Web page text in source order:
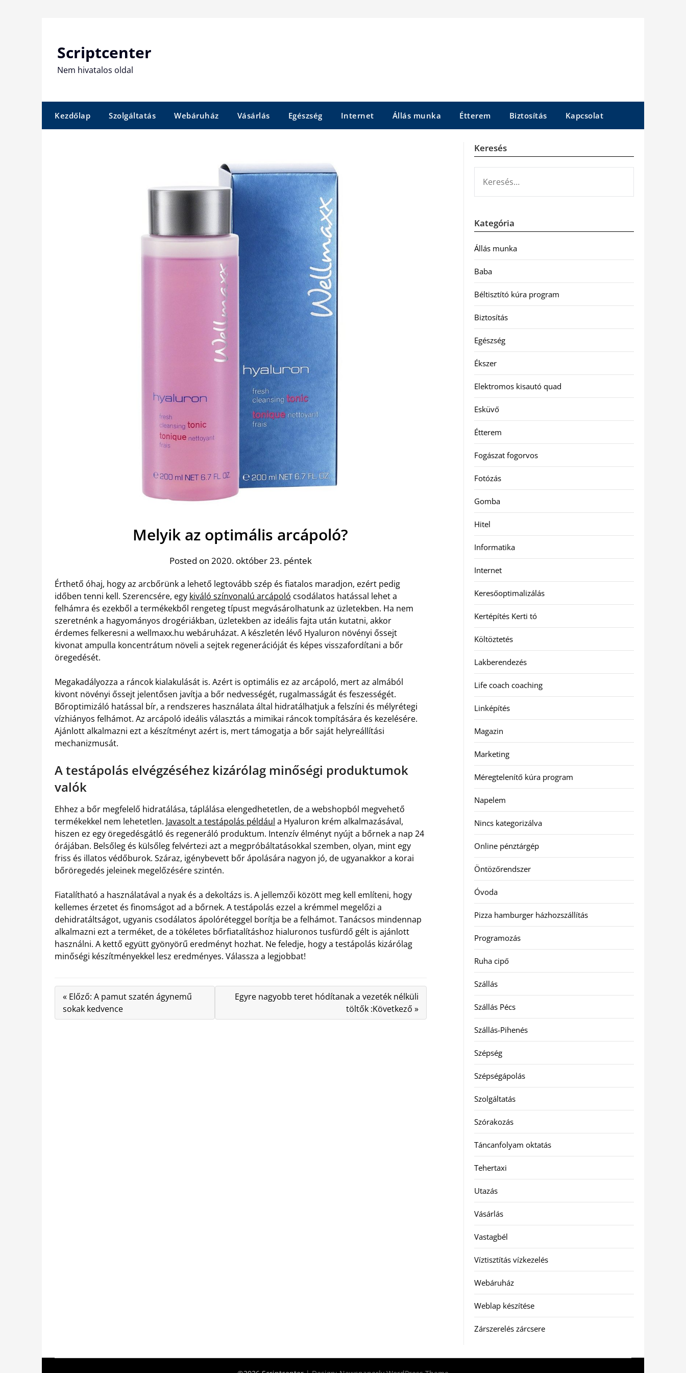
Scriptcenter
Nem hivatalos oldal
Kezdőlap Szolgáltatás Webáruház Vásárlás Egészség Internet Állás munka Étterem Biztosítás Kapcsolat
Melyik az optimális arcápoló?
Posted on 2020. október 23. péntek
Érthető óhaj, hogy az arcbőrünk a lehető legtovább szép és fiatalos maradjon, ezért pedig
időben tenni kell. Szerencsére, egy kiváló színvonalú arcápoló csodálatos hatással lehet a
felhámra és ezekből a termékekből rengeteg típust megvásárolhatunk az üzletekben. Ha nem
szeretnénk a hagyományos drogériákban, üzletekben az ideális fajta után kutatni, akkor
érdemes felkeresni a wellmaxx.hu webáruházat. A készletén lévő Hyaluron növényi őssejt
kivonat ampulla koncentrátum növeli a sejtek regenerációját és képes visszafordítani a bőr
öregedését.
Megakadályozza a ráncok kialakulását is. Azért is optimális ez az arcápoló, mert az almából
kivont növényi őssejt jelentősen javítja a bőr nedvességét, rugalmasságát és feszességét.
Bőroptimizáló hatással bír, a rendszeres használata által hidratálhatjuk a felszíni és mélyrétegi
vízhiányos felhámot. Az arcápoló ideális választás a mimikai ráncok tompítására és kezelésére.
Ajánlott alkalmazni ezt a készítményt azért is, mert támogatja a bőr saját helyreállítási
mechanizmusát.
A testápolás elvégzéséhez kizárólag minőségi produktumok
valók
Ehhez a bőr megfelelő hidratálása, táplálása elengedhetetlen, de a webshopból megvehető
termékekkel nem lehetetlen. Javasolt a testápolás például a Hyaluron krém alkalmazásával,
hiszen ez egy öregedésgátló és regeneráló produktum. Intenzív élményt nyújt a bőrnek a nap 24
órájában. Belsőleg és külsőleg felvértezi azt a megpróbáltatásokkal szemben, olyan, mint egy
friss és illatos védőburok. Száraz, igénybevett bőr ápolására nagyon jó, de ugyanakkor a korai
bőröregedés jeleinek megelőzésére szintén.
Fiatalítható a használatával a nyak és a dekoltázs is. A jellemzői között meg kell említeni, hogy
kellemes érzetet és finomságot ad a bőrnek. A testápolás ezzel a krémmel megelőzi a
dehidratáltságot, ugyanis csodálatos ápolóréteggel borítja be a felhámot. Tanácsos mindennap
alkalmazni ezt a terméket, de a tökéletes bőrfiatalításhoz hialuronos tusfürdő gélt is ajánlott
használni. A kettő együtt gyönyörű eredményt hozhat. Ne feledje, hogy a testápolás kizárólag
minőségi készítményekkel lesz eredményes. Válassza a legjobbat!
« Előző: A pamut szatén ágynemű
sokak kedvence
Egyre nagyobb teret hódítanak a vezeték nélküli
töltők :Következő »
Keresés
Kategória
Állás munka
Baba
Béltisztító kúra program
Biztosítás
Egészség
Ékszer
Elektromos kisautó quad
Esküvő
Étterem
Fogászat fogorvos
Fotózás
Gomba
Hitel
Informatika
Internet
Keresőoptimalizálás
Kertépítés Kerti tó
Költöztetés
Lakberendezés
Life coach coaching
Linképítés
Magazin
Marketing
Méregtelenítő kúra program
Napelem
Nincs kategorizálva
Online pénztárgép
Öntözőrendszer
Óvoda
Pizza hamburger házhozszállítás
Programozás
Ruha cipő
Szállás
Szállás Pécs
Szállás-Pihenés
Szépség
Szépségápolás
Szolgáltatás
Szórakozás
Táncanfolyam oktatás
Tehertaxi
Utazás
Vásárlás
Vastagbél
Víztisztítás vízkezelés
Webáruház
Weblap készítése
Zárszerelés zárcsere